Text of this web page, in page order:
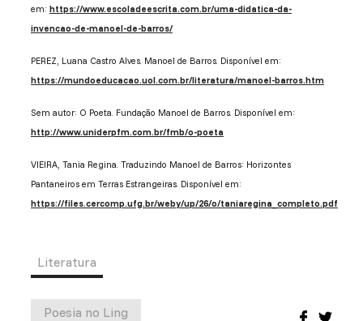
em: https://www.escoladeescrita.com.br/uma-didatica-da-
invencao-de-manoel-de-barros/
PEREZ, Luana Castro Alves. Manoel de Barros. Disponível em:
https://mundoeducacao.uol.com.br/literatura/manoel-barros.htm
Sem autor: O Poeta. Fundação Manoel de Barros. Disponível em:
http://www.uniderpfm.com.br/fmb/o-poeta
VIEIRA, Tania Regina. Traduzindo Manoel de Barros: Horizontes
Pantaneiros em Terras Estrangeiras. Disponível em:
https://files.cercomp.ufg.br/weby/up/26/o/taniaregina_completo.pdf
Literatura
Poesia no Ling